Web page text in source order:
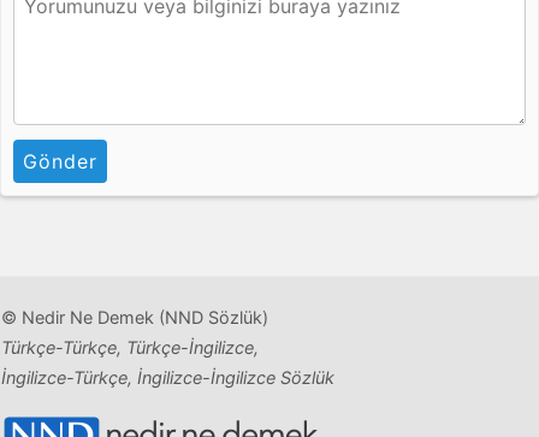
Gönder
© Nedir Ne Demek (NND Sözlük)
Türkçe-Türkçe, Türkçe-İngilizce,
İngilizce-Türkçe, İngilizce-İngilizce Sözlük